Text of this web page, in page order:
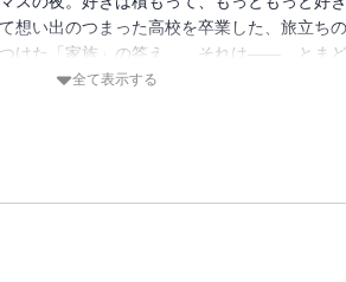
い出のつまった高校を卒業した、旅立ちの
けた「家族」の答え…、それは――。とまど
根の下青春ラブストーリー、感動の最終巻。
全て表示する